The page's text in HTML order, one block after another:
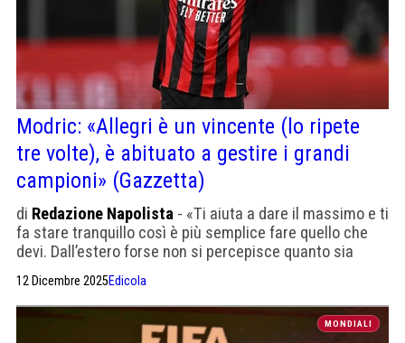
Modric: «Allegri è un vincente (lo ripete
tre volte), è abituato a gestire i grandi
campioni» (Gazzetta)
di Redazione Napolista - «Ti aiuta a dare il massimo e ti
fa stare tranquillo così è più semplice fare quello che
devi. Dall’estero forse non si percepisce quanto sia
12 Dicembre 2025Edicola
MONDIALI